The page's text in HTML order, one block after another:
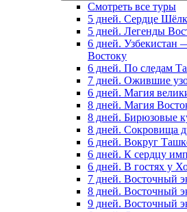
Смотреть все туры
5 дней. Сердце
5 дней. Легенды
6 дней. Узбекистан
Востоку
6 дней. По следам
7 дней. Ожившие
6 дней. Магия
8 дней. Магия
8 дней. Бирюзовые
8 дней. Сокровища
6 дней. Вокруг
6 дней. К сердцу
6 дней. В гостях у
7 дней. Восточный
8 дней. Восточный
9 дней. Восточный